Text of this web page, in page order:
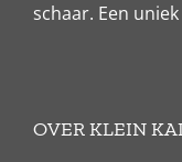
schaar. Een
OVER KLEIN